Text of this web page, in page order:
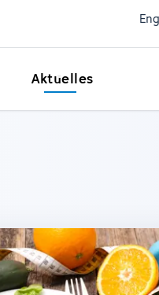
Aktuelles